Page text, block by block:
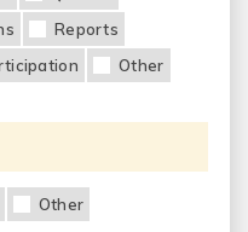
Reports
Other
Other